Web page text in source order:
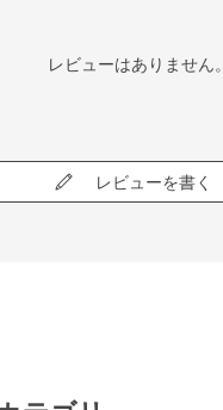
レビューはありません。
レビューを書く